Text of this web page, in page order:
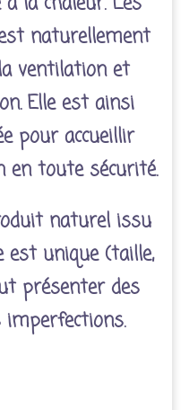
naturellement
ventilation et
Elle est ainsi
pour accueillir
toute sécurité.
naturel issu
est unique (taille,
présenter des